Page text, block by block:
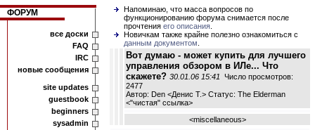
ФОРУМ
все доски
FAQ
IRC
новые сообщения
site updates
guestbook
beginners
sysadmin
Напоминаю, что масса вопросов по
функционированию форума снимается после
прочтения его описания
Новичкам также крайне полезно ознакомиться с
данным документом
Вот думаю - может купить для лучшего
управления обзором в ИЛе... Что
скажете? 30.01.06 15:41 Число просмотров:
2477
Автор: Den <Денис Т.> Статус: The Elderman
<"чистая" ссылка>
<miscellaneous>